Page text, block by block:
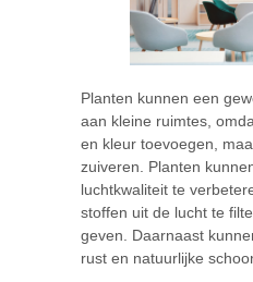
Planten kunnen een
aan kleine ruimtes,
en kleur toevoegen,
zuiveren. Planten
luchtkwaliteit te
stoffen uit de lucht te
geven. Daarnaast
rust en natuurlijke